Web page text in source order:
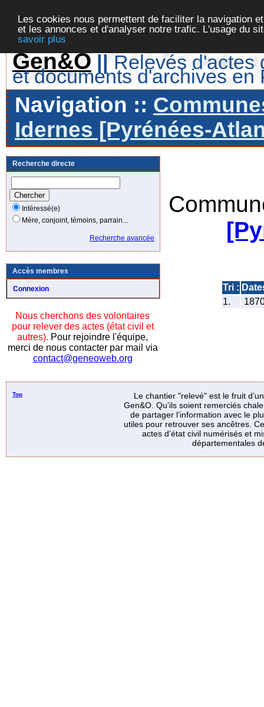
Les cookies nous permettent de faciliter la navigation
et les annonces et d'analyser notre trafic. L'usage du
savoir plus
Gen&O || Relevés d'actes
et documents d'archives en
Navigation ::
Idernes [Pyrénées-
Recherche directe
Intéressé(e)
Mère, conjoint, témoins, parrain...
Recherche avancée
Accès membres
Connexion
Nous cherchons des volontaires
pour relever des actes (état civil et
autres). Pour rejoindre l'équipe,
merci de nous contacter par mail via
contact@geneoweb.org
Tri :
1.
Top
Le chantier "relevé" est le fruit
Gen&O. Qu’ils soient remerciés
de partager l’information avec le
utiles pour retrouver ses ancêtres.
actes d’état civil numérisés et
départementales